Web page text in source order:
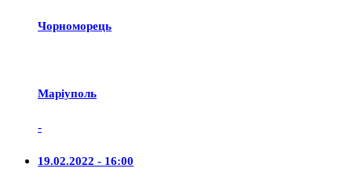
Чорноморець
Маріуполь
-
19.02.2022 - 16:00